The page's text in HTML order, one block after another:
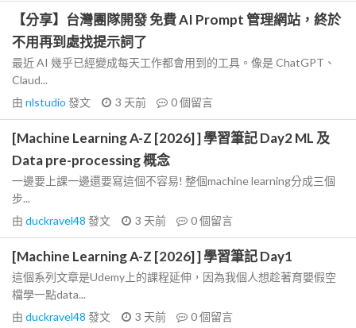
【分享】台灣團隊開發 免費 AI Prompt 管理網站，終於
不用再到處找提示詞了
最近 AI 幾乎已經變成每天工作都會用到的工具。像是 ChatGPT、
Claud...
由 nlstudio 發文 3 天前 0個留言
[Machine Learning A-Z [2026] ] 學習筆記 Day2 ML 及
Data pre-processing 概念
一邊要上課一邊還要寫這個不容易! 整個machine learning分成三個
步...
由 duckravel48 發文 3 天前 0個留言
[Machine Learning A-Z [2026] ] 學習筆記 Day1
這個系列文章是Udemy上的課程延伸，因為我個人想趁著育嬰假空
檔學一點data...
由 duckravel48 發文 3 天前 0個留言